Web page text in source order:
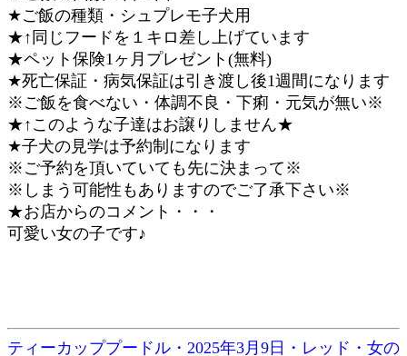
★ご飯の種類・シュプレモ子犬用
★↑同じフードを１キロ差し上げています
★ペット保険1ヶ月プレゼント(無料)
★死亡保証・病気保証は引き渡し後1週間になります
※ご飯を食べない・体調不良・下痢・元気が無い※
★↑このような子達はお譲りしません★
★子犬の見学は予約制になります
※ご予約を頂いていても先に決まって※
※しまう可能性もありますのでご了承下さい※
★お店からのコメント・・・
可愛い女の子です♪
ティーカッププードル・2025年3月9日・レッド・女の